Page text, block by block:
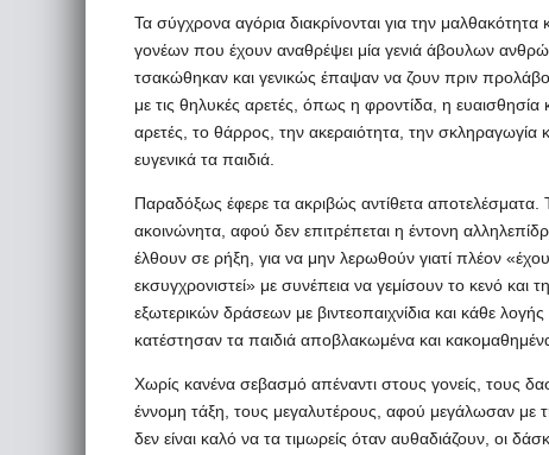
Τα σύγχρονα αγόρια διακρίνονται για την
γονέων που έχουν αναθρέψει μία γενιά άβουλων
τσακώθηκαν και γενικώς έπαψαν να ζουν πριν
με τις θηλυκές αρετές, όπως η φροντίδα, η ευαισθησία
αρετές, το θάρρος, την ακεραιότητα, την σκληραγωγία
ευγενικά τα παιδιά.
Παραδόξως έφερε τα ακριβώς αντίθετα αποτελέσματα.
ακοινώνητα, αφού δεν επιτρέπεται η έντονη
έλθουν σε ρήξη, για να μην λερωθούν γιατί πλέον
εκσυγχρονιστεί» με συνέπεια να γεμίσουν το κενό και
εξωτερικών δράσεων με βιντεοπαιχνίδια και κάθε
κατέστησαν τα παιδιά αποβλακωμένα και
Χωρίς κανένα σεβασμό απέναντι στους γονείς, τους
έννομη τάξη, τους μεγαλυτέρους, αφού μεγάλωσαν με
δεν είναι καλό να τα τιμωρείς όταν αυθαδιάζουν, οι